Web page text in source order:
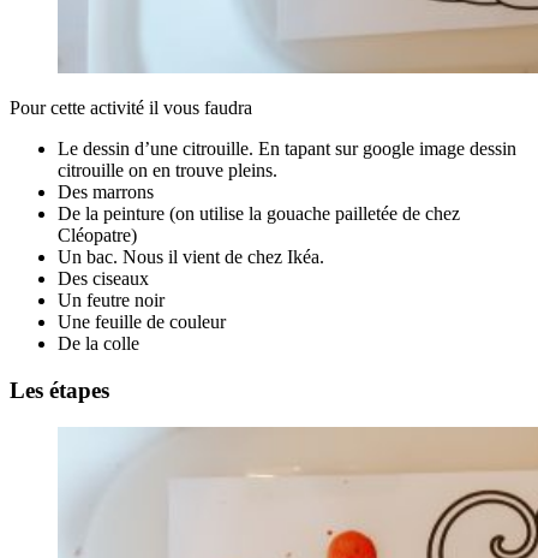
Pour cette activité il vous faudra
Le dessin d’une citrouille. En tapant sur google image dessin
citrouille on en trouve pleins.
Des marrons
De la peinture (on utilise la gouache pailletée de chez
Cléopatre)
Un bac. Nous il vient de chez Ikéa.
Des ciseaux
Un feutre noir
Une feuille de couleur
De la colle
Les étapes